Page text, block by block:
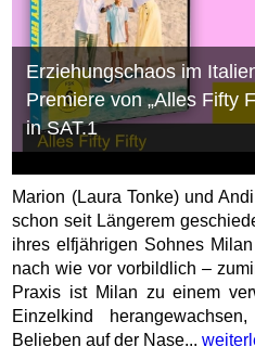
Erziehungschaos im
Premiere von „Alles Fifty
in SAT.1
Marion (Laura Tonke) und
schon seit Längerem
ihres elfjährigen Sohnes
nach wie vor vorbildlich –
Praxis ist Milan zu einem
Einzelkind
Belieben auf der Nase...